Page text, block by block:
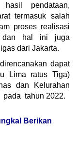
pendataan,
termasuk salah
proses realisasi
dan hal ini juga
dari Jakarta.
dapat
Lima ratus Tiga)
dan Kelurahan
pada tahun 2022.
Berikan